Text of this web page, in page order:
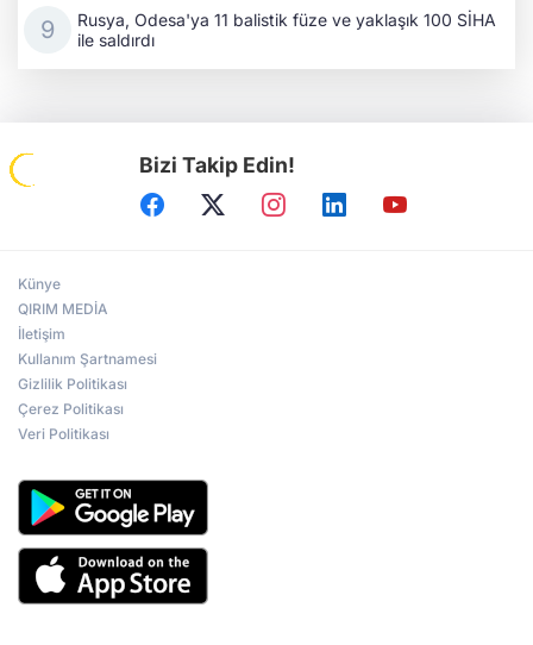
Rusya, Odesa'ya 11 balistik füze ve yaklaşık 100 SİHA
ile saldırdı
Bizi Takip Edin!
Künye
QIRIM MEDİA
İletişim
Kullanım Şartnamesi
Gizlilik Politikası
Çerez Politikası
Veri Politikası